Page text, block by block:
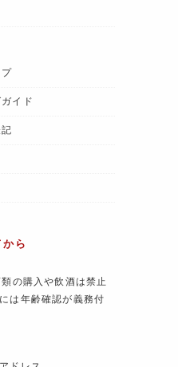
イド
ら
の購入や飲酒は禁止
は年齢確認が義務付